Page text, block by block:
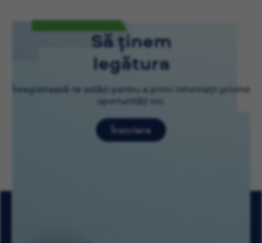
Să ținem
legătura
Înregistrează-te astăzi pentru a primi informații privind
oportunități noi.
Înscriere